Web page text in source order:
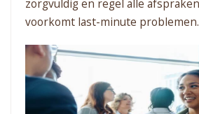
zorgvuldig en regel alle
voorkomt last-minute problemen.